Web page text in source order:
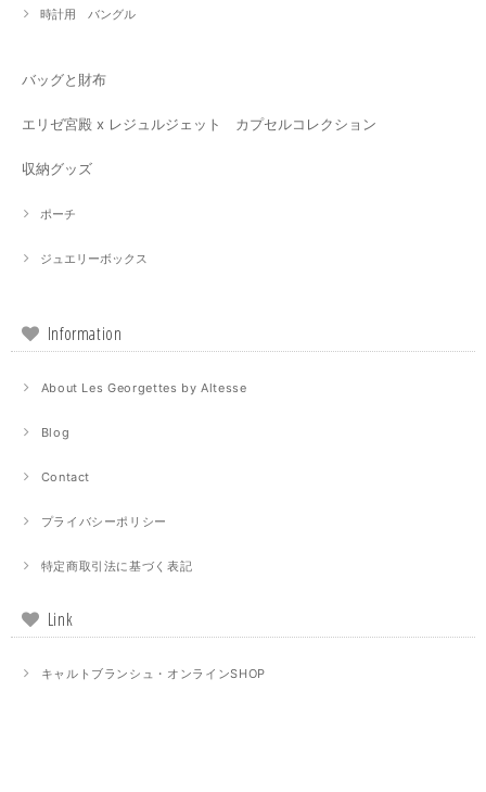
時計用 バングル
バッグと財布
エリゼ宮殿 x レジュルジェット カプセルコレクション
収納グッズ
ポーチ
ジュエリーボックス
Information
About Les Georgettes by Altesse
Blog
Contact
プライバシーポリシー
特定商取引法に基づく表記
Link
キャルトブランシュ・オンラインSHOP